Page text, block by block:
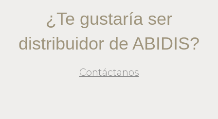
¿Te gustaría ser
distribuidor de ABIDIS?
Contáctanos